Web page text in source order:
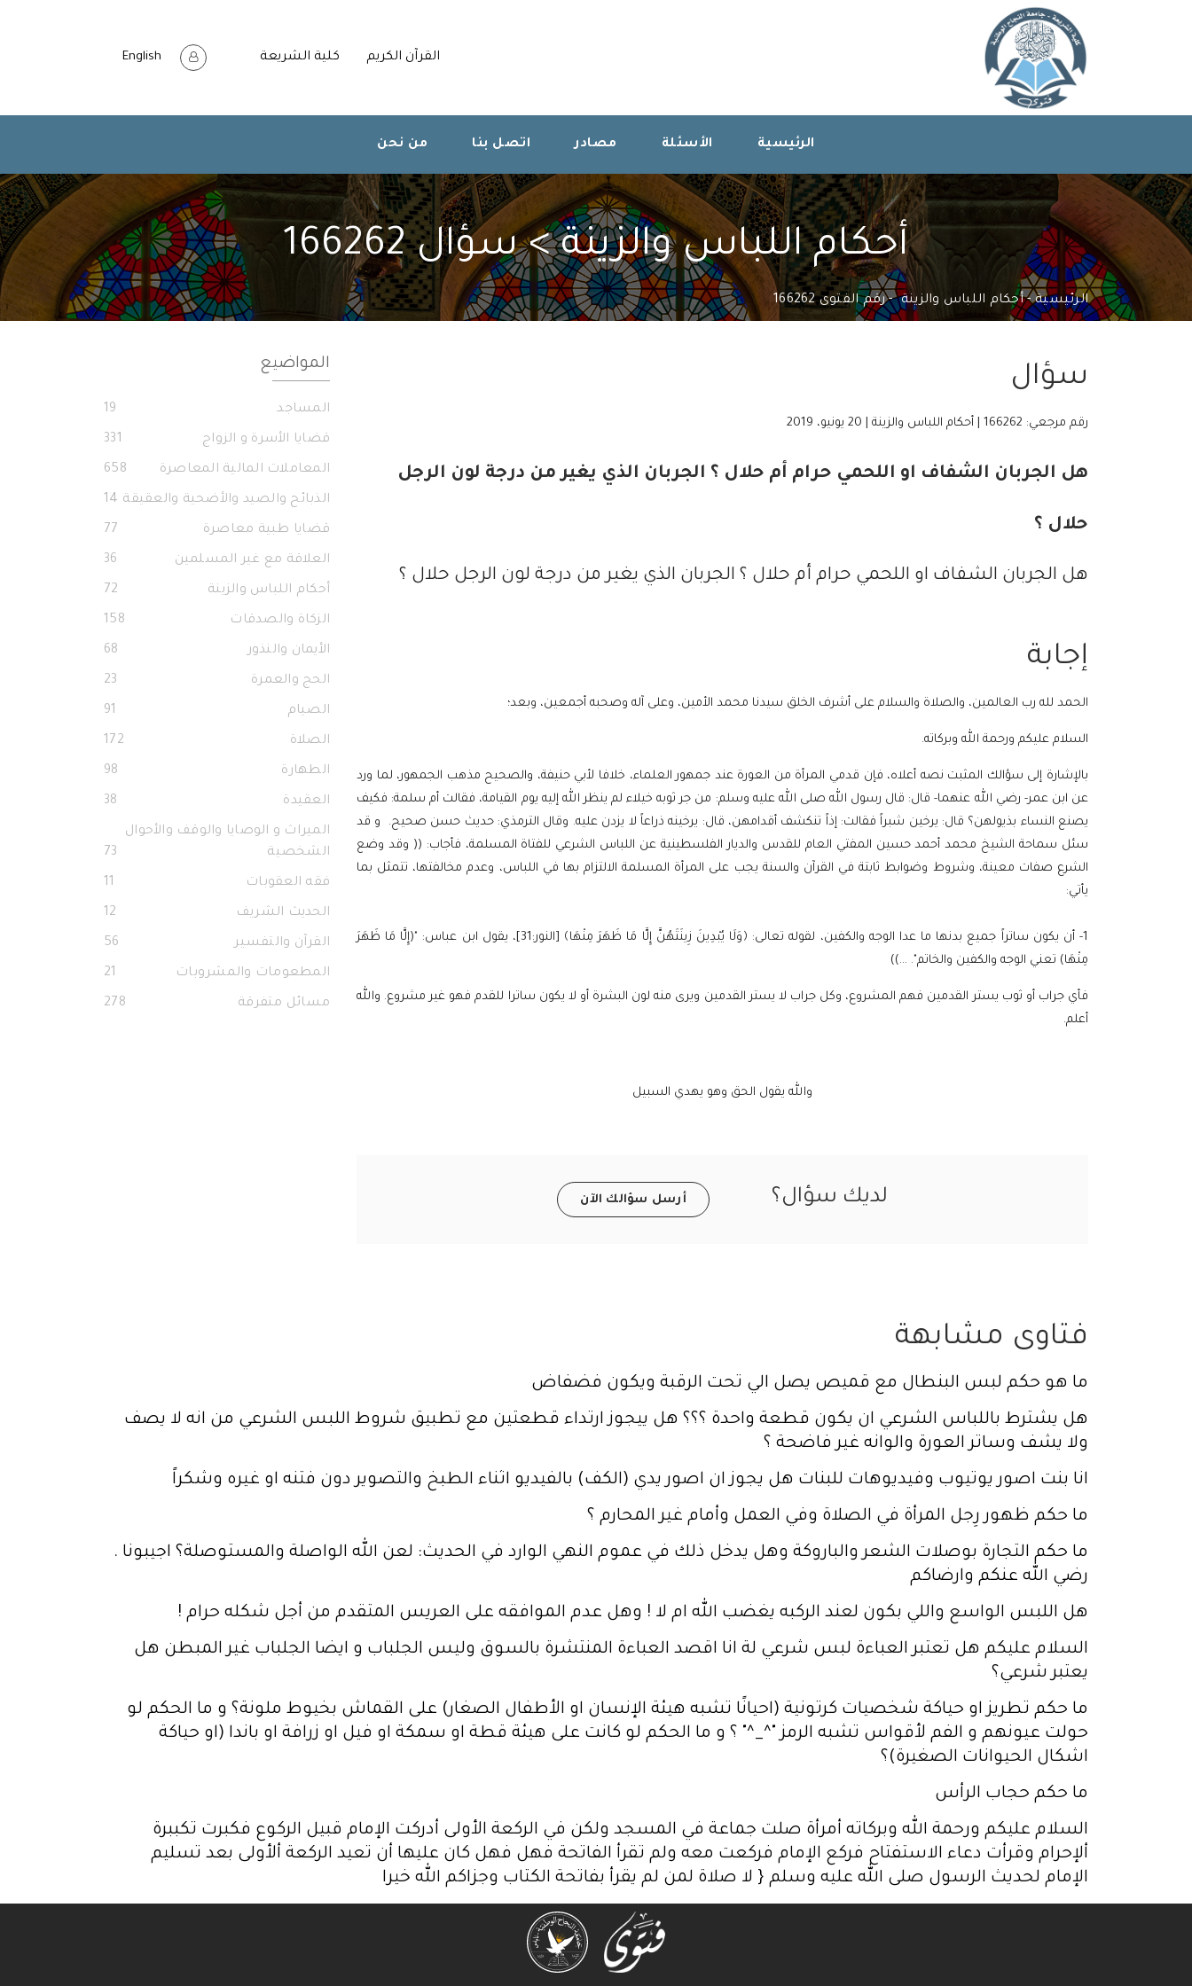
القرآن الكريم كلية الشريعة English
الرئيسية الأسئلة مصادر اتصل بنا من نحن
أحكام اللباس والزينة > سؤال 166262
الرئيسية أحكام اللباس والزينة رقم الفتوى 166262
سؤال
رقم مرجعي: 166262 | أحكام اللباس والزينة | 20 يونيو، 2019
هل الجربان الشفاف او اللحمي حرام أم حلال ؟ الجربان الذي يغير من درجة لون الرجل
حلال ؟
هل الجربان الشفاف او اللحمي حرام أم حلال ؟ الجربان الذي يغير من درجة لون الرجل حلال ؟
إجابة
الحمد لله رب العالمين، والصلاة والسلام على أشرف الخلق سيدنا محمد الأمين، وعلى آله وصحبه أجمعين، وبعد؛
السلام عليكم ورحمة الله وبركاته.
بالإشارة إلى سؤالك المثبت نصه أعلاه، فإن قدمي المرأة من العورة عند جمهور العلماء، خلافا لأبي حنيفة، والصحيح مذهب الجمهور، لما ورد
عن ابن عمر- رضي الله عنهما- قال: قال رسول الله صلى الله عليه وسلم: من جر ثوبه خيلاء لم ينظر الله إليه يوم القيامة، فقالت أم سلمة: فكيف
يصنع النساء بذيولهن؟ قال: يرخين شبراً فقالت: إذاً تنكشف أقدامهن، قال: يرخينه ذراعاً لا يزدن عليه. وقال الترمذي:حديث حسن صحيح. و قد
سئل سماحة الشيخ محمد أحمد حسين المفتي العام للقدس والديار الفلسطينية عن اللباس الشرعي للفتاة المسلمة، فأجاب: (( وقد وضع
الشرع صفات معينة، وشروط وضوابط ثابتة في القرآن والسنة يجب على المرأة المسلمة الالتزام بها في اللباس، وعدم مخالفتها، تتمثل بما
يأتي:
1- أن يكون ساتراً جميع بدنها ما عدا الوجه والكفين، لقوله تعالى: ﴿وَلَا يُبْدِينَ زِينَتَهُنَّ إِلَّا مَا ظَهَرَ مِنْهَا﴾ [النور:31]، يقول ابن عباس: "(إِلَّا مَا ظَهَرَ
مِنْهَا) تعني الوجه والكفين والخاتم". ...))
فأي جراب أو ثوب يستر القدمين فهم المشروع، وكل جراب لا يستر القدمين ويرى منه لون البشرة أو لا يكون ساترا للقدم فهو غير مشروع. والله
أعلم.
والله يقول الحق وهو يهدي السبيل
لديك سؤال؟ أرسل سؤالك الآن
المواضيع
المساجد 19
قضايا الأسرة و الزواج 331
المعاملات المالية المعاصرة 658
الذبائح والصيد والأضحية والعقيقة 14
قضايا طبية معاصرة 77
العلاقة مع غير المسلمين 36
أحكام اللباس والزينة 72
الزكاة والصدقات 158
الأيمان والنذور 68
الحج والعمرة 23
الصيام 91
الصلاة 172
الطهارة 98
العقيدة 38
الميراث و الوصايا والوقف والأحوال
الشخصية
73
فقه العقوبات 11
الحديث الشريف 12
القرآن والتفسير 56
المطعومات والمشروبات 21
مسائل متفرقة 278
فتاوى مشابهة
ما هو حكم لبس البنطال مع قميص يصل الي تحت الرقبة ويكون فضفاض
هل يشترط باللباس الشرعي ان يكون قطعة واحدة ؟؟؟ هل ييجوز ارتداء قطعتين مع تطبيق شروط اللبس الشرعي من انه لا يصف
ولا يشف وساتر العورة والوانه غير فاضحة ؟
انا بنت اصور يوتيوب وفيديوهات للبنات هل يجوز ان اصور يدي (الكف) بالفيديو اثناء الطبخ والتصوير دون فتنه او غيره وشكراً
ما حكم ظهور رِجل المرأة في الصلاة وفي العمل وأمام غير المحارم ؟
ما حكم التجارة بوصلات الشعر والباروكة وهل يدخل ذلك في عموم النهي الوارد في الحديث: لعن الله الواصلة والمستوصلة؟ اجيبونا .
رضي الله عنكم وارضاكم
هل اللبس الواسع واللي بكون لعند الركبه يغضب الله ام لا ! وهل عدم الموافقه على العريس المتقدم من أجل شكله حرام !
السلام عليكم هل تعتبر العباءة لبس شرعي لة انا اقصد العباءة المنتشرة بالسوق وليس الجلباب و ايضا الجلباب غير المبطن هل
يعتبر شرعي؟
ما حكم تطريز او حياكة شخصيات كرتونية (احيانًا تشبه هيئة الإنسان او الأطفال الصغار) على القماش بخيوط ملونة؟ و ما الحكم لو
حولت عيونهم و الفم لأقواس تشبه الرمز "^_^" ؟ و ما الحكم لو كانت على هيئة قطة او سمكة او فيل او زرافة او باندا (او حياكة
اشكال الحيوانات الصغيرة)؟
ما حكم حجاب الرأس
السلام عليكم ورحمة الله وبركاته أمرأة صلت جماعة في المسجد ولكن في الركعة الأولى أدركت الإمام قبيل الركوع فكبرت تكببرة
ألإحرام وقرأت دعاء الاستفتاح فركع الإمام فركعت معه ولم تقرأ الفاتحة فهل فهل كان عليها أن تعيد الركعة ألأولى بعد تسليم
الإمام لحديث الرسول صلى الله عليه وسلم { لا صلاة لمن لم يقرأ بفاتحة الكتاب وجزاكم الله خيرا